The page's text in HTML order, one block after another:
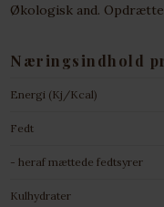
Økologisk and.
Næringsindhold
Energi (Kj/Kcal)
Fedt
- heraf mættede fedtsyrer
Kulhydrater